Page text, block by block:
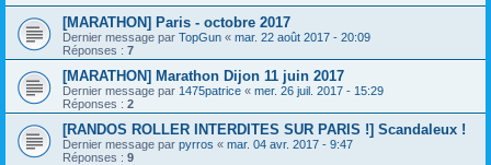
[MARATHON] Paris - octobre 2017
Dernier message par TopGun « mar. 22 août 2017 - 20:09
Réponses : 7
[MARATHON] Marathon Dijon 11 juin 2017
Dernier message par 1475patrice « mer. 26 juil. 2017 - 15:29
Réponses : 2
[RANDOS ROLLER INTERDITES SUR PARIS !] Scandaleux !
Dernier message par pyrros « mar. 04 avr. 2017 - 9:47
Réponses : 9